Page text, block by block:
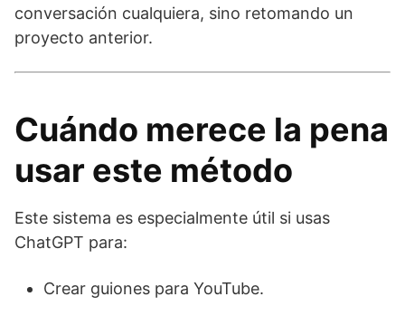
conversación cualquiera, sino retomando un
proyecto anterior.
Cuándo merece la pena
usar este método
Este sistema es especialmente útil si usas
ChatGPT para:
Crear guiones para YouTube.